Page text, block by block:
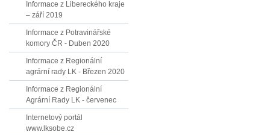
Informace z Libereckého kraje
– září 2019
Informace z Potravinářské
komory ČR - Duben 2020
Informace z Regionální
agrární rady LK - Březen 2020
Informace z Regionální
Agrární Rady LK - červenec
Internetový portál
www.lksobe.cz